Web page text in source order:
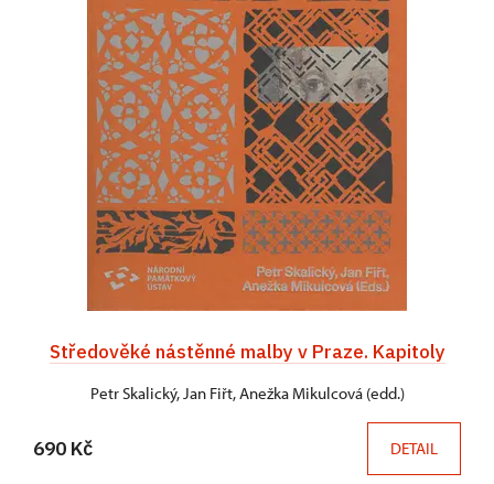
Středověké nástěnné malby v Praze. Kapitoly
Petr Skalický, Jan Fiřt, Anežka Mikulcová (edd.)
690 Kč DETAIL